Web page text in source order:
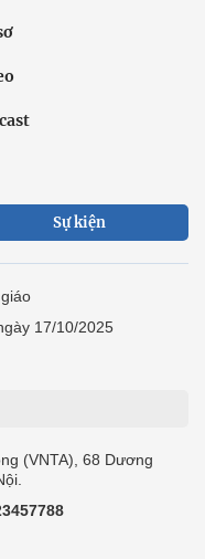
Sự kiện
17/10/2025
(VNTA), 68 Dương